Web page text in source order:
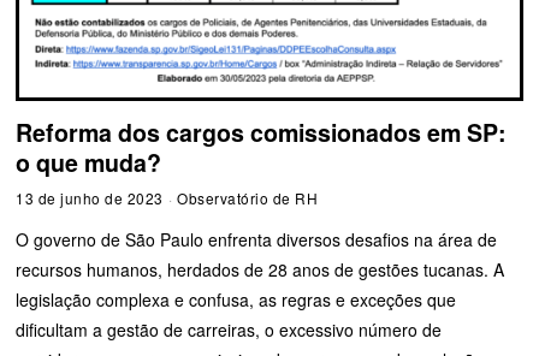
Reforma dos cargos comissionados em SP:
o que muda?
13 de junho de 2023 Observatório de RH
O governo de São Paulo enfrenta diversos desafios na área de
recursos humanos, herdados de 28 anos de gestões tucanas. A
legislação complexa e confusa, as regras e exceções que
dificultam a gestão de carreiras, o excessivo número de